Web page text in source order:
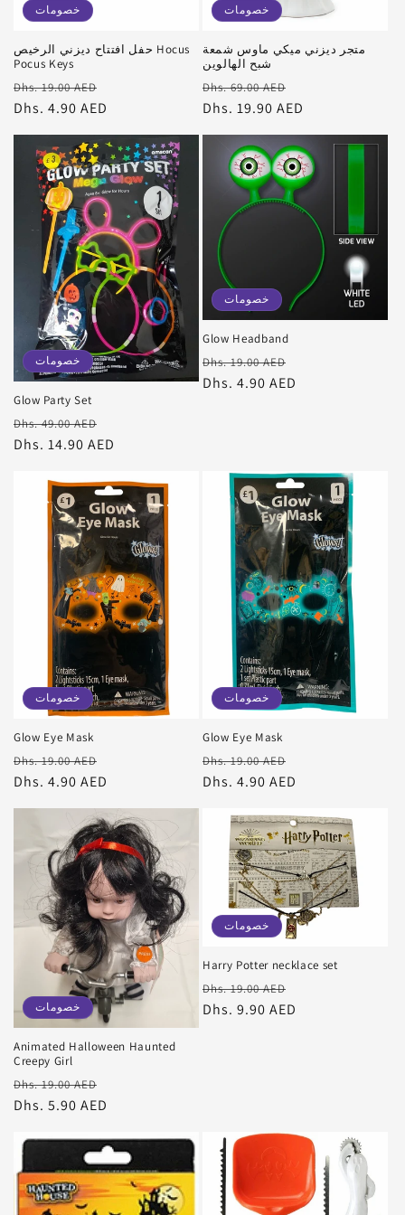
خصومات
حفل افتتاح ديزني الرخيص Hocus
Pocus Keys
سعر
عادي
Dhs. 19.00 AED
Dhs. 4.90 AED
خصومات
متجر ديزني ميكي ماوس شمعة
شبح الهالوين
سعر
عادي
Dhs. 69.00 AED
البيعDhs. 19.90 AED
خصومات
Glow Party Set
سعر
عادي
Dhs. 49.00 AED
البيعDhs. 14.90 AED
خصومات
Glow Headband
سعر
عادي
Dhs. 19.00 AED
Dhs. 4.90 AED
خصومات
Glow Eye Mask
سعر
عادي
Dhs. 19.00 AED
Dhs. 4.90 AED
خصومات
Glow Eye Mask
سعر
عادي
Dhs. 19.00 AED
Dhs. 4.90 AED
خصومات
Animated Halloween Haunted
Creepy Girl
سعر
عادي
Dhs. 19.00 AED
Dhs. 5.90 AED
خصومات
Harry Potter necklace set
سعر
عادي
Dhs. 19.00 AED
Dhs. 9.90 AED